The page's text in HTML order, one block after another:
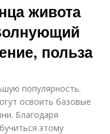
живота
польза
популярность.
освоить базовые
Благодаря
этому